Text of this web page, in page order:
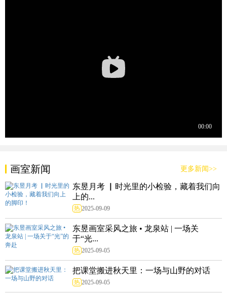
画室新闻 更多新闻>>
东昱月考 ▏时光里的小检验，藏着我们向
上的...
热 2025-09-09
东昱画室采风之旅 • 龙泉站 | 一场关
于“光...
热 2025-09-05
把课堂搬进秋天里：一场与山野的对话
热 2025-09-05